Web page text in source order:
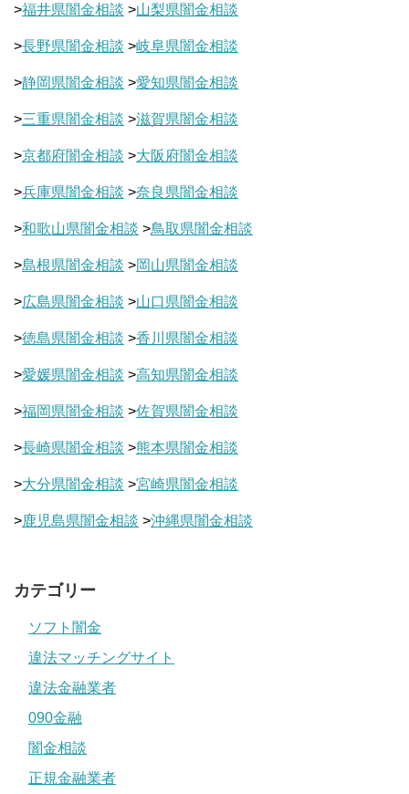
>福井県闇金相談 >山梨県闇金相談
>長野県闇金相談 >岐阜県闇金相談
>静岡県闇金相談 >愛知県闇金相談
>三重県闇金相談 >滋賀県闇金相談
>京都府闇金相談 >大阪府闇金相談
>兵庫県闇金相談 >奈良県闇金相談
>和歌山県闇金相談 >鳥取県闇金相談
>島根県闇金相談 >岡山県闇金相談
>広島県闇金相談 >山口県闇金相談
>徳島県闇金相談 >香川県闇金相談
>愛媛県闇金相談 >高知県闇金相談
>福岡県闇金相談 >佐賀県闇金相談
>長崎県闇金相談 >熊本県闇金相談
>大分県闇金相談 >宮崎県闇金相談
>鹿児島県闇金相談 >沖縄県闇金相談
カテゴリー
ソフト闇金
違法マッチングサイト
違法金融業者
090金融
闇金相談
正規金融業者